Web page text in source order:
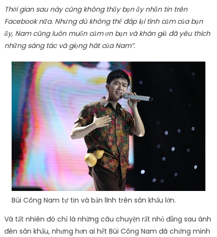
Thời gian sau này cũng không thấy bạn ấy nhắn tin trên
Facebook nữa. Nhưng dù không thể đáp lại tình cảm của bạn
ấy, Nam cũng luôn muốn cảm ơn bạn và khán giả đã yêu thích
những sáng tác và giọng hát của Nam”.
Bùi Công Nam tự tin và bản lĩnh trên sân khấu lớn.
Và tất nhiên đó chỉ là những câu chuyện rất nhỏ đằng sau ánh
đèn sân khấu, nhưng hơn ai hết Bùi Công Nam đã chứng minh